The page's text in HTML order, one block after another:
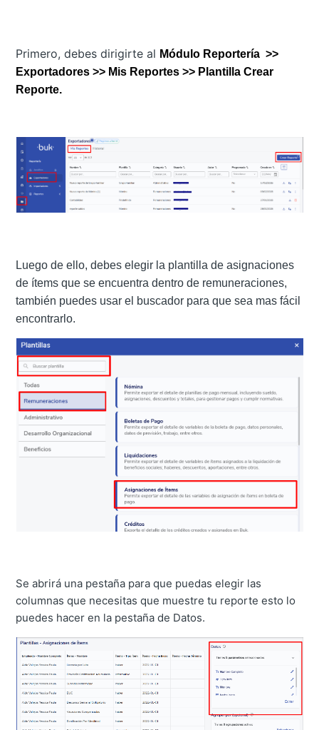
Primero, debes dirigirte al Módulo Reportería >>
Exportadores >> Mis Reportes >> Plantilla Crear
Reporte.
Luego de ello, debes elegir la plantilla de asignaciones
de ítems que se encuentra dentro de remuneraciones,
también puedes usar el buscador para que sea mas fácil
encontrarlo.
Se abrirá una pestaña para que puedas elegir las
columnas que necesitas que muestre tu reporte esto lo
puedes hacer en la pestaña de Datos.